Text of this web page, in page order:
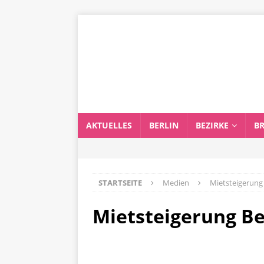
AKTUELLES BERLIN BEZIRKE
STARTSEITE Medien Mietsteigerung
Mietsteigerung